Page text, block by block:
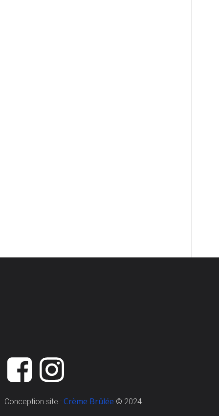
Conception site :Crème Brûlée © 2024